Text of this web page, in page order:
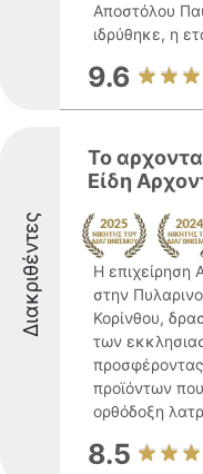
Αποστόλου
ιδρύθηκε, η
9.6
Διακριθέντες
Το
Είδη
Η επιχείρηση
στην
Κορίνθου,
των
προσφέροντας
προϊόντων
ορθόδοξη
8.5